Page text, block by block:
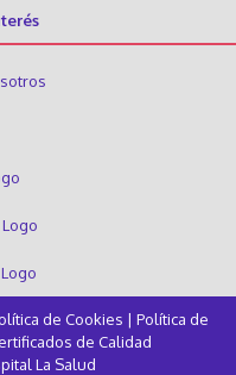
de Cookies | Política de
de Calidad
La Salud